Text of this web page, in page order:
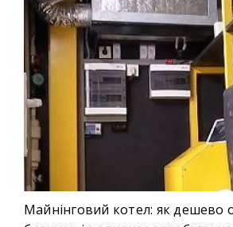
Майнінговий котел: як дешево